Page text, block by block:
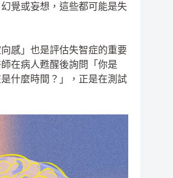
覺或妄想，這些都可能是失
感」也是評估失智症的重要
在病人甦醒後詢問「你是
什麼時間？」，正是在測試